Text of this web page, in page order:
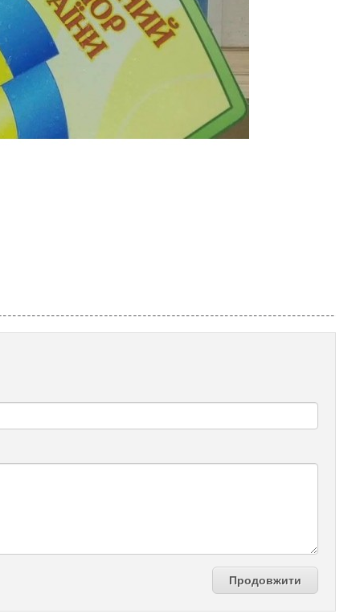
Продовжити